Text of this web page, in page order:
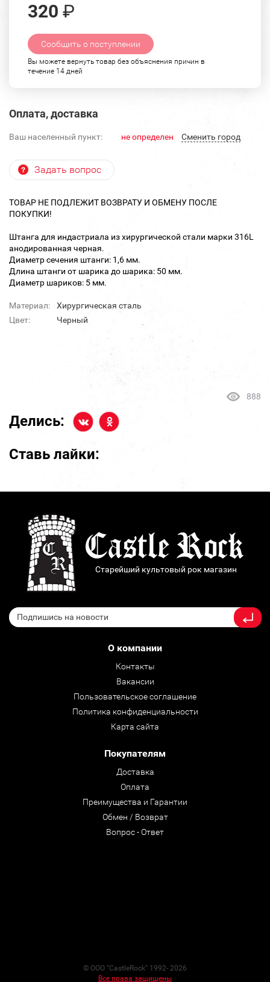
320 ₽
Сообщить о поступлении
Вы можете вернуть товар без объяснения причин в
течение 14 дней
Оплата, доставка
Ваш населенный пункт: не определен Cменить город
Задать вопрос
ТОВАР НЕ ПОДЛЕЖИТ ВОЗВРАТУ И ОБМЕНУ ПОСЛЕ
ПОКУПКИ!
Штанга для индастриала из хирургической стали марки 316L
анодированная черная.
Диаметр сечения штанги: 1,6 мм.
Длина штанги от шарика до шарика: 50 мм.
Диаметр шариков: 5 мм.
Материал:
Хирургическая сталь
Цвет:
Черный
888
Делись:
Ставь лайки:
Старейший культовый рок магазин
О компании
Контакты
Вакансии
Пользовательское соглашение
Политика конфиденциальности
Карта сайта
Покупателям
Доставка
Оплата
Преимущества и Гарантии
Обмен / Возврат
Вопрос - Ответ
© ООО "CastleRock" 1992- 2026
Все права защищены